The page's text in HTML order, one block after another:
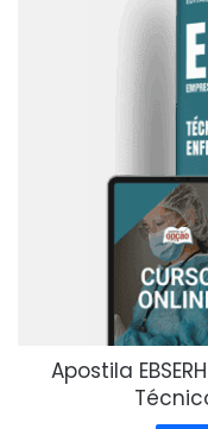
Apostila